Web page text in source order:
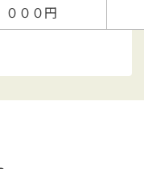
０００円